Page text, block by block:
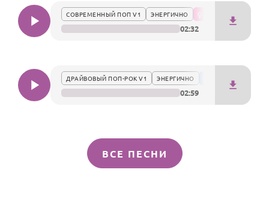
СОВРЕМЕННЫЙ ПОП V1 ЭНЕРГИЧНО
02:32
ДРАЙВОВЫЙ ПОП-РОК V1 ЭНЕРГИЧНО
02:59
ВСЕ ПЕСНИ